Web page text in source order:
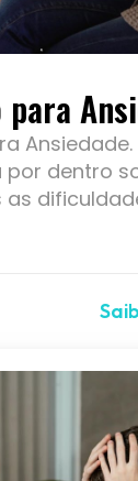
Ansiedade.
por dentro